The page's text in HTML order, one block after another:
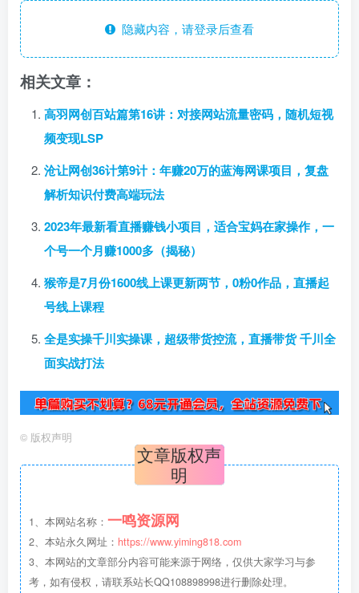
隐藏内容，请登录后查看
相关文章：
高羽网创百站篇第16讲：对接网站流量密码，随机短视
频变现LSP
沧让网创36计第9计：年赚20万的蓝海网课项目，复盘
解析知识付费高端玩法
2023年最新看直播赚钱小项目，适合宝妈在家操作，一
个号一个月赚1000多（揭秘）
猴帝是7月份1600线上课更新两节，0粉0作品，直播起
号线上课程
全是实操千川实操课，超级带货控流，直播带货 千川全
面实战打法
© 版权声明
文章版权声
明
1、本网站名称： 一鸣资源网
2、本站永久网址： https://www.yiming818.com
3、本网站的文章部分内容可能来源于网络，仅供大家学习与参
考，如有侵权，请联系站长QQ108898998进行删除处理。